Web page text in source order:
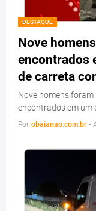
DESTAQUE
Nove
encontrados
de carreta
Nove homens foram
encontrados em um
Por obaianao.com.br -